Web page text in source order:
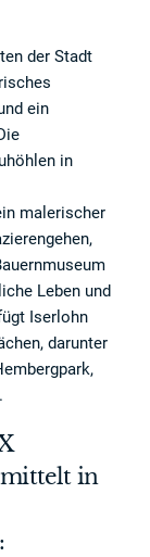
der Stadt
ein
in
malerischer
Leben und
Iserlohn
darunter
in